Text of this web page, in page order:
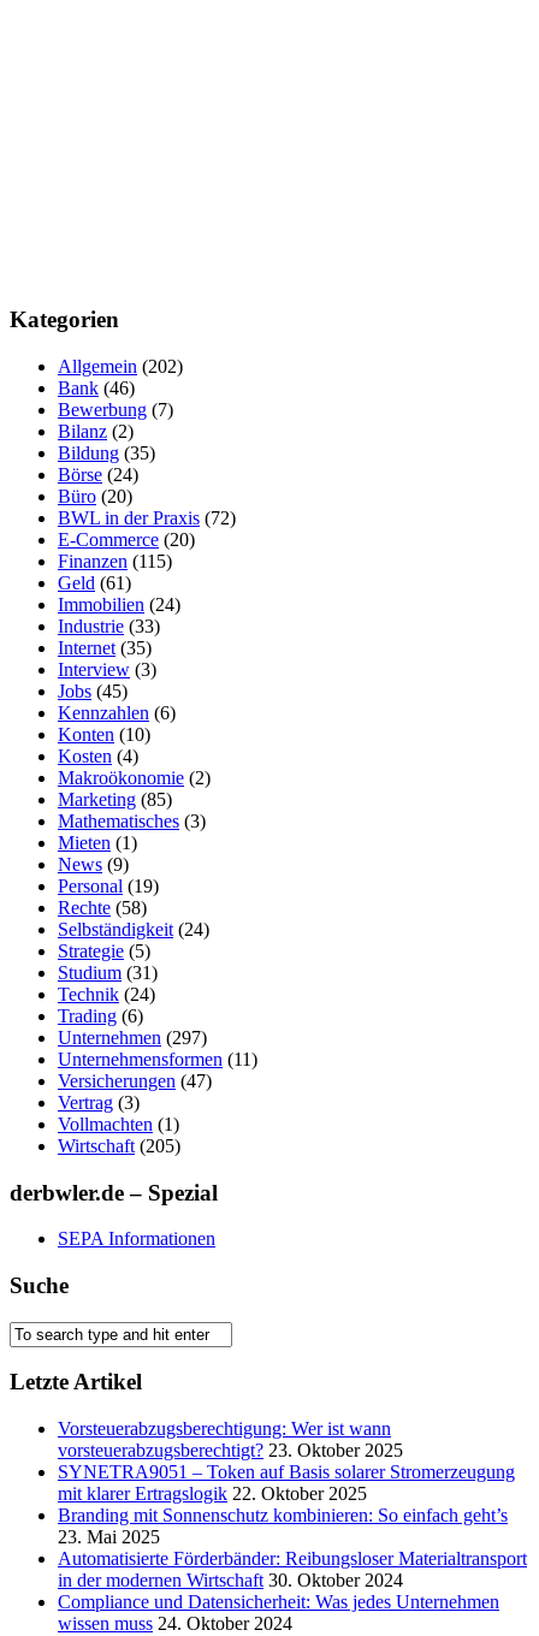
Kategorien
Allgemein (202)
Bank (46)
Bewerbung (7)
Bilanz (2)
Bildung (35)
Börse (24)
Büro (20)
BWL in der Praxis (72)
E-Commerce (20)
Finanzen (115)
Geld (61)
Immobilien (24)
Industrie (33)
Internet (35)
Interview (3)
Jobs (45)
Kennzahlen (6)
Konten (10)
Kosten (4)
Makroökonomie (2)
Marketing (85)
Mathematisches (3)
Mieten (1)
News (9)
Personal (19)
Rechte (58)
Selbständigkeit (24)
Strategie (5)
Studium (31)
Technik (24)
Trading (6)
Unternehmen (297)
Unternehmensformen (11)
Versicherungen (47)
Vertrag (3)
Vollmachten (1)
Wirtschaft (205)
derbwler.de – Spezial
SEPA Informationen
Suche
Letzte Artikel
Vorsteuerabzugsberechtigung: Wer ist wann
vorsteuerabzugsberechtigt? 23. Oktober 2025
SYNETRA9051 – Token auf Basis solarer Stromerzeugung
mit klarer Ertragslogik 22. Oktober 2025
Branding mit Sonnenschutz kombinieren: So einfach geht’s
23. Mai 2025
Automatisierte Förderbänder: Reibungsloser Materialtransport
in der modernen Wirtschaft 30. Oktober 2024
Compliance und Datensicherheit: Was jedes Unternehmen
wissen muss 24. Oktober 2024